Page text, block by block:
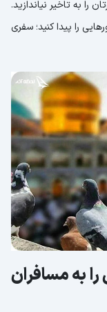
به تاخیر نیاندازید.
را پیدا کنید؛ سفری
به مسافران